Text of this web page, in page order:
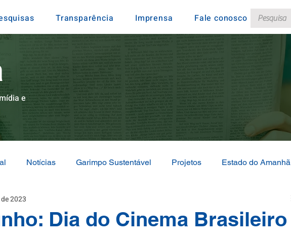
Transparência Imprensa Fale conosco
e
Notícias Garimpo Sustentável Projetos Estado do Amanhã
Internacional
Dia do Cinema Brasileiro
2023